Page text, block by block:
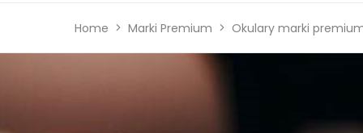
Home Marki Premium Okulary marki